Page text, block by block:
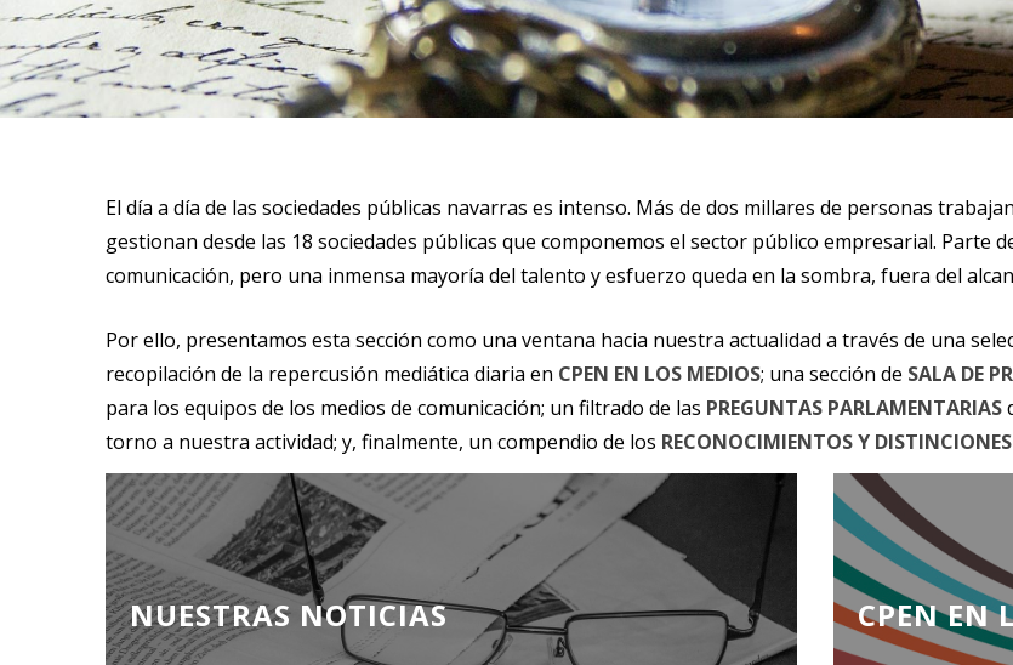
El día a día de las sociedades públicas navarras es intenso. Más de dos millares de personas
gestionan desde las 18 sociedades públicas que componemos el sector público empresarial. Parte
comunicación, pero una inmensa mayoría del talento y esfuerzo queda en la sombra, fuera del
Por ello, presentamos esta sección como una ventana hacia nuestra actualidad a través de una
recopilación de la repercusión mediática diaria en CPEN EN LOS MEDIOS; una sección de SALA DE
para los equipos de los medios de comunicación; un filtrado de las PREGUNTAS PARLAMENTARIAS
torno a nuestra actividad; y, finalmente, un compendio de los RECONOCIMIENTOS Y DISTINCIONES
NUESTRAS NOTICIAS CPEN EN